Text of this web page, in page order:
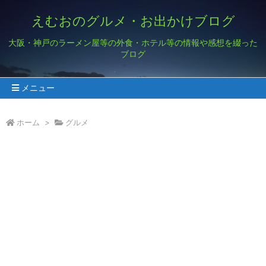
えむおのグルメ・お出かけブログ
大阪・神戸のラーメン屋等の外食・ホテル等の情報や感想を綴った
ブログ
メニュー
ホーム > グルメ